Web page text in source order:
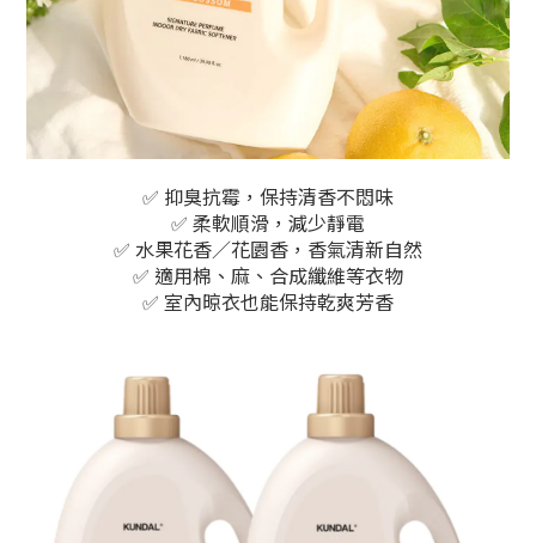
✅ 抑臭抗霉，保持清香不悶味
✅ 柔軟順滑，減少靜電
✅ 水果花香／花園香，香氣清新自然
✅ 適用棉、麻、合成纖維等衣物
✅ 室內晾衣也能保持乾爽芳香